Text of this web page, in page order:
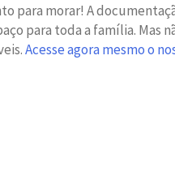
para morar! A
para toda a família. Mas
Acesse agora mesmo o